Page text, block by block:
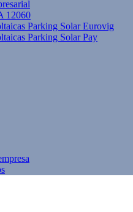
12060
Parking Solar Eurovig
Parking Solar Pay